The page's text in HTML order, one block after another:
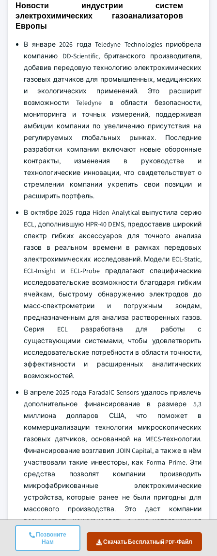
Позвоните
Нам
Скачать Бесплатный PDF-Файл
Новости индустрии систем
электрохимических газоанализаторов
Европы
В январе 2026 года Teledyne Technologies приобрела
компанию DD-Scientific, британского производителя,
добавив передовую технологию электрохимических
газовых датчиков для промышленных, медицинских
и экологических применений. Это расширит
возможности Teledyne в области безопасности,
мониторинга и точных измерений, поддерживая
амбиции компании по увеличению присутствия на
регулируемых глобальных рынках. Последние
разработки компании включают новые оборонные
контракты, изменения в руководстве и
технологические инновации, что свидетельствует о
стремлении компании укрепить свои позиции и
расширить портфель.
В октябре 2025 года Hiden Analytical выпустила серию
ECL, дополнившую HPR-40 DEMS, предоставив широкий
спектр гибких аксессуаров для точного анализа
газов в реальном времени в рамках передовых
электрохимических исследований. Модели ECL-Static,
ECL-Insight и ECL-Probe предлагают специфические
исследовательские возможности благодаря гибким
ячейкам, быстрому обнаружению электродов до
масс-спектрометрии и погружным зондам,
предназначенным для анализа растворенных газов.
Серия ECL разработана для работы с
существующими системами, чтобы удовлетворить
исследовательские потребности в области точности,
эффективности и расширенных аналитических
возможностей.
В апреле 2025 года FaradaIC Sensors удалось привлечь
дополнительное финансирование в размере 5,3
миллиона долларов США, что поможет в
коммерциализации технологии микроскопических
газовых датчиков, основанной на MECS-технологии.
Финансирование возглавил JOIN Capital, а также в нём
участвовали такие инвесторы, как Forma Prime. Эти
средства позволят компании производить
микрофабрикованные электрохимические
устройства, которые ранее не были пригодны для
массового производства. Это даст компании
возможность конкурировать с уже устоявшимися
игроками в отрасли.
В апреле 2025 года Sensitron запустила новую